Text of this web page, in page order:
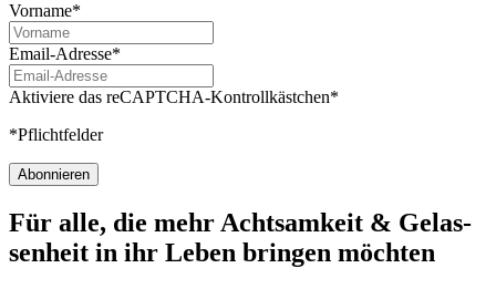
Vorname*
Email-Adresse*
Aktiviere das reCAPTCHA-Kontrollkästchen*
*Pflichtfelder
Abonnieren
Für alle, die mehr Acht­sam­keit & Gelas­
sen­heit in ihr Leben brin­gen möch­ten